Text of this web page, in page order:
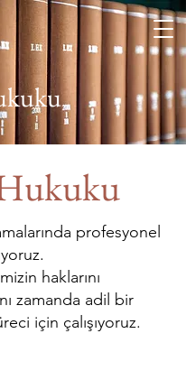
profesyonel
haklarını
zamanda adil bir
için çalışıyoruz.